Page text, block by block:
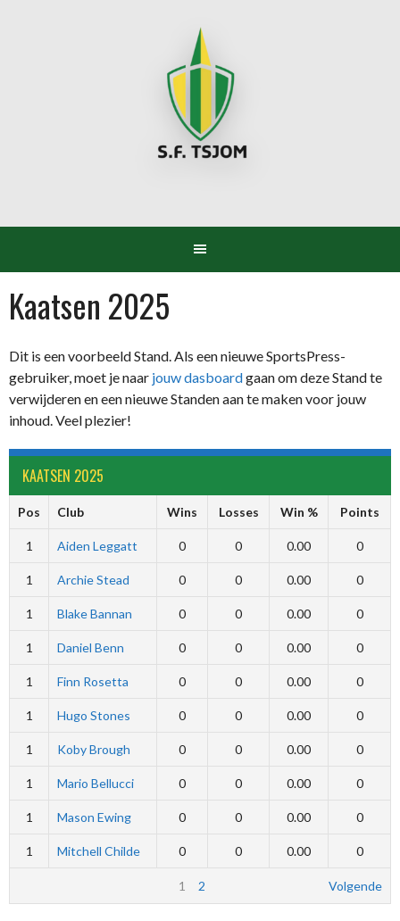
Kaatsen 2025
Dit is een voorbeeld Stand. Als een nieuwe SportsPress-
gebruiker, moet je naar jouw dasboardgaan om deze Stand te
verwijderen en een nieuwe Standen aan te maken voor jouw
inhoud. Veel plezier!
KAATSEN 2025
Pos Club Wins Losses Win % Points
1 Aiden Leggatt 0 0 0.00 0
1 Archie Stead 0 0 0.00 0
1 Blake Bannan 0 0 0.00 0
1 Daniel Benn 0 0 0.00 0
1 Finn Rosetta 0 0 0.00 0
1 Hugo Stones 0 0 0.00 0
1 Koby Brough 0 0 0.00 0
1 Mario Bellucci 0 0 0.00 0
1 Mason Ewing 0 0 0.00 0
1 Mitchell Childe 0 0 0.00 0
1 2 Volgende